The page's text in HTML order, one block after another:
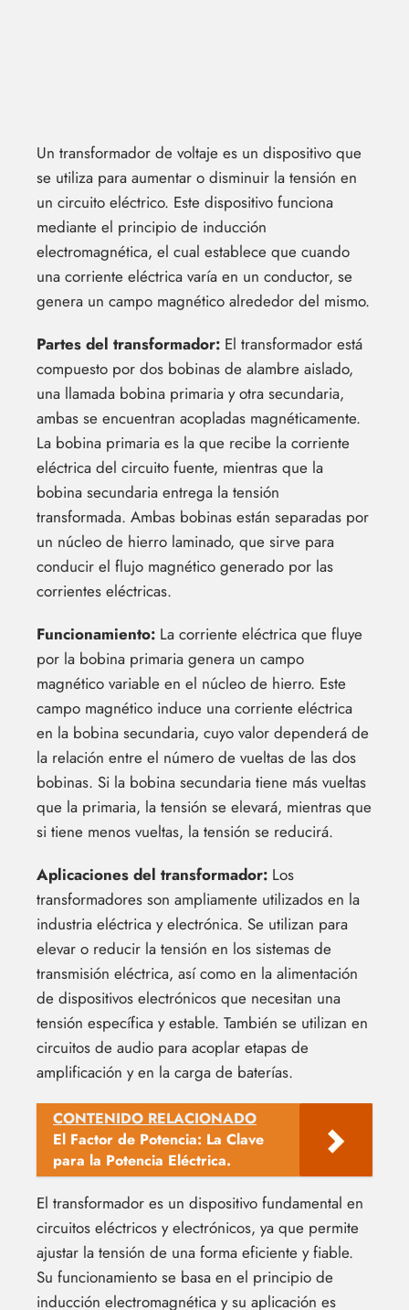
Un transformador de voltaje es un dispositivo que
se utiliza para aumentar o disminuir la tensión en
un circuito eléctrico. Este dispositivo funciona
mediante el principio de inducción
electromagnética, el cual establece que cuando
una corriente eléctrica varía en un conductor, se
genera un campo magnético alrededor del mismo.
Partes del transformador: El transformador está
compuesto por dos bobinas de alambre aislado,
una llamada bobina primaria y otra secundaria,
ambas se encuentran acopladas magnéticamente.
La bobina primaria es la que recibe la corriente
eléctrica del circuito fuente, mientras que la
bobina secundaria entrega la tensión
transformada. Ambas bobinas están separadas por
un núcleo de hierro laminado, que sirve para
conducir el flujo magnético generado por las
corrientes eléctricas.
Funcionamiento: La corriente eléctrica que fluye
por la bobina primaria genera un campo
magnético variable en el núcleo de hierro. Este
campo magnético induce una corriente eléctrica
en la bobina secundaria, cuyo valor dependerá de
la relación entre el número de vueltas de las dos
bobinas. Si la bobina secundaria tiene más vueltas
que la primaria, la tensión se elevará, mientras que
si tiene menos vueltas, la tensión se reducirá.
Aplicaciones del transformador: Los
transformadores son ampliamente utilizados en la
industria eléctrica y electrónica. Se utilizan para
elevar o reducir la tensión en los sistemas de
transmisión eléctrica, así como en la alimentación
de dispositivos electrónicos que necesitan una
tensión específica y estable. También se utilizan en
circuitos de audio para acoplar etapas de
amplificación y en la carga de baterías.
CONTENIDO RELACIONADO
El Factor de Potencia: La Clave
para la Potencia Eléctrica.
El transformador es un dispositivo fundamental en
circuitos eléctricos y electrónicos, ya que permite
ajustar la tensión de una forma eficiente y fiable.
Su funcionamiento se basa en el principio de
inducción electromagnética y su aplicación es